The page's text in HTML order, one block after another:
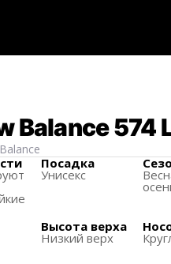
Balance 574
Посадка
Унисекс
Высота верха
Низкий верх